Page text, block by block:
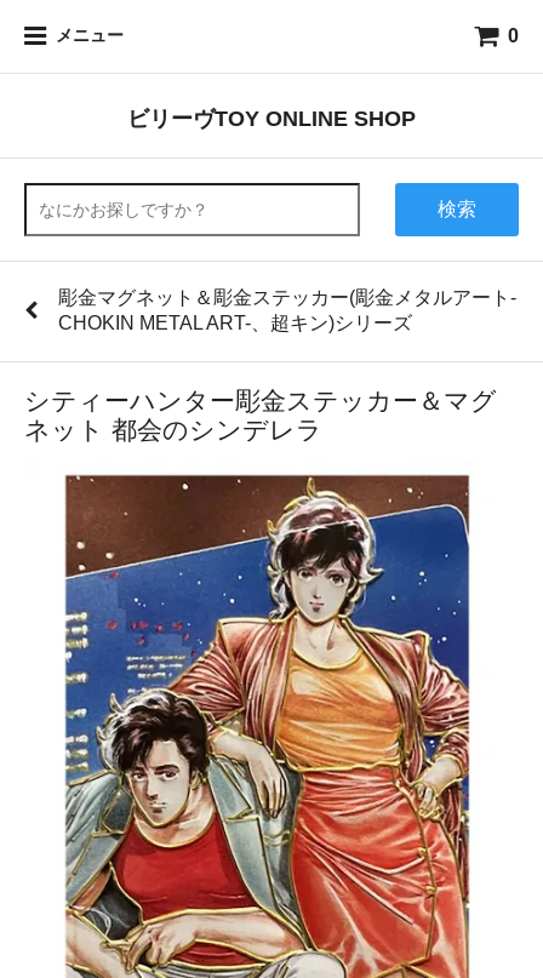
メニュー 0
ビリーヴTOY ONLINE SHOP
検索
彫金マグネット＆彫金ステッカー(彫金メタルアート-
CHOKIN METAL ART-、超キン)シリーズ
シティーハンター彫金ステッカー＆マグ
ネット 都会のシンデレラ